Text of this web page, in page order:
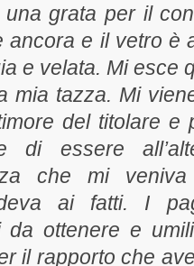
una grata per il
ancora e il vetro è
e velata. Mi esce
mia tazza. Mi
del titolare
di essere
che mi
ai fatti. I
da ottenere e
il rapporto che